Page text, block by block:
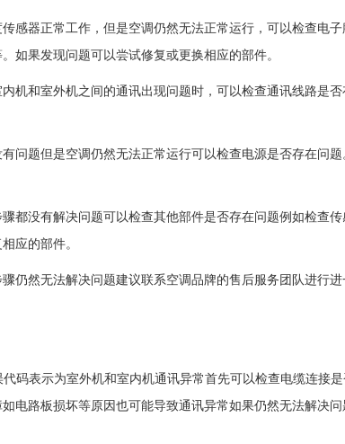
器正常工作，但是空调仍然无法正常运行，可以检查电子
如果发现问题可以尝试修复或更换相应的部件。
和室外机之间的通讯出现问题时，可以检查通讯线路是否
题但是空调仍然无法正常运行可以检查电源是否存在问题
没有解决问题可以检查其他部件是否存在问题例如检查传
应的部件。
然无法解决问题建议联系空调品牌的售后服务团队进行进
表示为室外机和室内机通讯异常首先可以检查电缆连接
电路板损坏等原因也可能导致通讯异常如果仍然无法解决